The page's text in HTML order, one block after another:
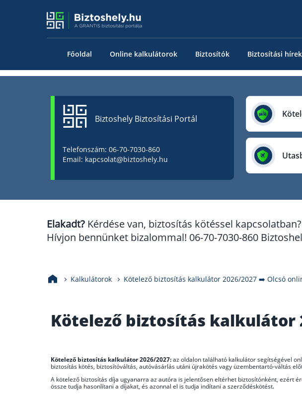
Főoldal Online kalkulátorok Biztosítók Biztosítási hírek
Biztoshely Biztosítási Portál
Telefonszám: 06-70-7030-860
Email: kapcsolat@biztoshely.hu
Elakadt? Kérdése van, biztosítás kötéssel kapcsolatban?
Hívjon bennünket bizalommal! 06-70-7030-860
Kalkulátorok Kötelező biztosítás kalkulátor 2026/2027 ➡️ Olcsó
Kötelező biztosítás kalkulátor
Kötelező biztosítás kalkulátor 2026/2027:az oldalon található kalkulátor segítségével
biztosítás kötés, biztosítóváltás, autóvásárlás utáni újrakötés vagy üzembentartó-váltás
A kötelező biztosítás díja ugyanarra az autóra is jelentősen eltérhet biztosítónként, ezért
össze tudja hasonlítani a díjakat, és azonnal el is tudja indítani a szerződéskötést.